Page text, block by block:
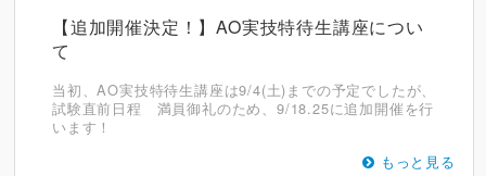
【追加開催決定！】AO実技特待生講座につい
て
当初、AO実技特待生講座は9/4(土)までの予定でしたが、
試験直前日程 満員御礼のため、9/18.25に追加開催を行
います！
もっと見る